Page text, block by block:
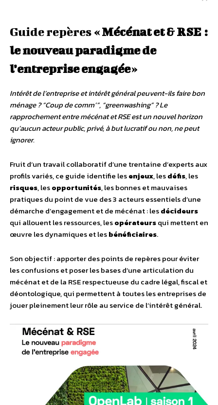
Guide repères «Mécénat et & RSE :
le nouveau paradigme de
l’entreprise engagée»
Intérêt de l’entreprise et intérêt général peuvent-ils faire bon
ménage ? “Coup de comm’”, “greenwashing” ?Le
rapprochement entre mécénat et RSE est un nouvel horizon
qu’aucun acteur public, privé, à but lucratif ou non, ne peut
ignorer.
Fruit d’un travail collaboratif d’une trentaine d’experts aux
profils variés, ce guide identifie lesenjeux, lesdéfis, les
risques, lesopportunités, les bonnes et mauvaises
pratiques du point de vue des 3 acteurs essentiels d’une
démarche d’engagement et de mécénat : lesdécideurs
qui allouent les ressources, lesopérateursqui mettent en
œuvre les dynamiques et lesbénéficiaires.
Son objectif : apporter des points de repères pour éviter
les confusions et poser les bases d’une articulation du
mécénat et de la RSE respectueuse du cadre légal, fiscal et
déontologique, qui permettent à toutes les entreprises de
jouer pleinement leur rôle au service de l’intérêt général.